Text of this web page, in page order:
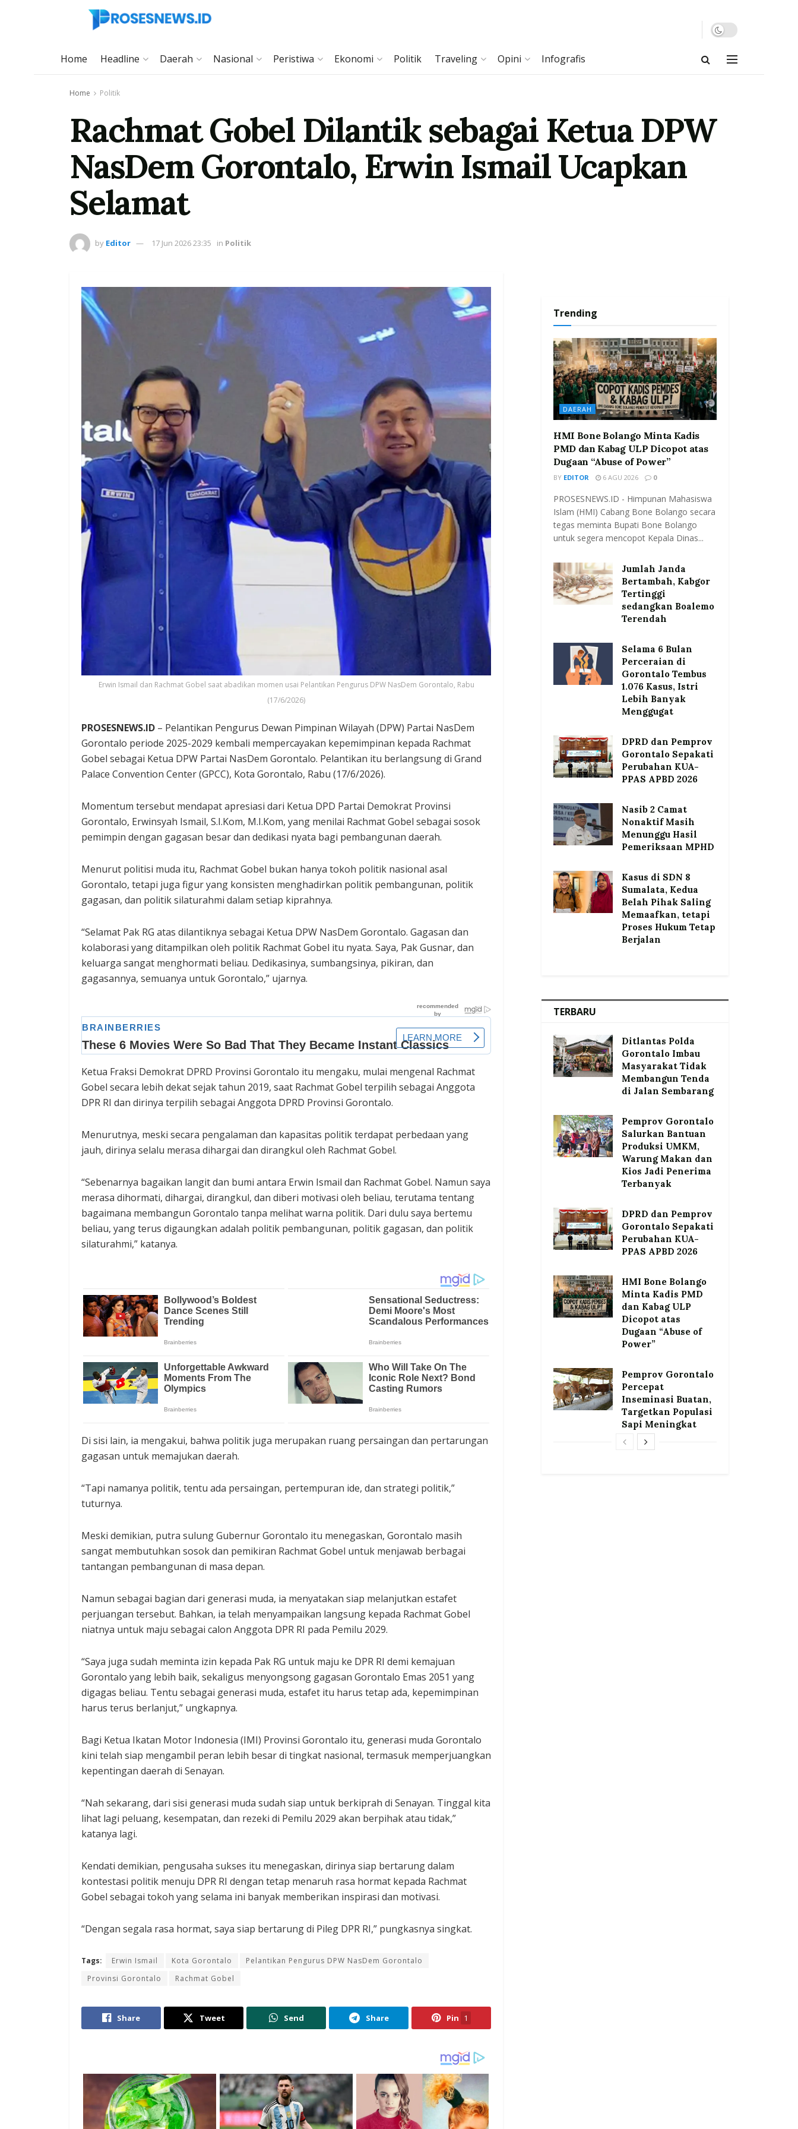
Home Headline Daerah Nasional Peristiwa Ekonomi Politik Traveling Opini Infografis
Home Politik
Rachmat Gobel Dilantik sebagai Ketua DPW
NasDem Gorontalo, Erwin Ismail Ucapkan
Selamat
by Editor 17 Jun 2026 23:35 in Politik
Erwin Ismail dan Rachmat Gobel saat abadikan momen usai Pelantikan Pengurus DPW NasDem Gorontalo, Rabu
(17/6/2026)
PROSESNEWS.ID – Pelantikan Pengurus Dewan Pimpinan Wilayah (DPW) Partai NasDem
Gorontalo periode 2025-2029 kembali mempercayakan kepemimpinan kepada Rachmat
Gobel sebagai Ketua DPW Partai NasDem Gorontalo. Pelantikan itu berlangsung di Grand
Palace Convention Center (GPCC), Kota Gorontalo, Rabu (17/6/2026).
Momentum tersebut mendapat apresiasi dari Ketua DPD Partai Demokrat Provinsi
Gorontalo, Erwinsyah Ismail, S.I.Kom, M.I.Kom, yang menilai Rachmat Gobel sebagai sosok
pemimpin dengan gagasan besar dan dedikasi nyata bagi pembangunan daerah.
Menurut politisi muda itu, Rachmat Gobel bukan hanya tokoh politik nasional asal
Gorontalo, tetapi juga figur yang konsisten menghadirkan politik pembangunan, politik
gagasan, dan politik silaturahmi dalam setiap kiprahnya.
“Selamat Pak RG atas dilantiknya sebagai Ketua DPW NasDem Gorontalo. Gagasan dan
kolaborasi yang ditampilkan oleh politik Rachmat Gobel itu nyata. Saya, Pak Gusnar, dan
keluarga sangat menghormati beliau. Dedikasinya, sumbangsinya, pikiran, dan
gagasannya, semuanya untuk Gorontalo,” ujarnya.
Ketua Fraksi Demokrat DPRD Provinsi Gorontalo itu mengaku, mulai mengenal Rachmat
Gobel secara lebih dekat sejak tahun 2019, saat Rachmat Gobel terpilih sebagai Anggota
DPR RI dan dirinya terpilih sebagai Anggota DPRD Provinsi Gorontalo.
Menurutnya, meski secara pengalaman dan kapasitas politik terdapat perbedaan yang
jauh, dirinya selalu merasa dihargai dan dirangkul oleh Rachmat Gobel.
“Sebenarnya bagaikan langit dan bumi antara Erwin Ismail dan Rachmat Gobel. Namun saya
merasa dihormati, dihargai, dirangkul, dan diberi motivasi oleh beliau, terutama tentang
bagaimana membangun Gorontalo tanpa melihat warna politik. Dari dulu saya bertemu
beliau, yang terus digaungkan adalah politik pembangunan, politik gagasan, dan politik
silaturahmi,” katanya.
Di sisi lain, ia mengakui, bahwa politik juga merupakan ruang persaingan dan pertarungan
gagasan untuk memajukan daerah.
“Tapi namanya politik, tentu ada persaingan, pertempuran ide, dan strategi politik,”
tuturnya.
Meski demikian, putra sulung Gubernur Gorontalo itu menegaskan, Gorontalo masih
sangat membutuhkan sosok dan pemikiran Rachmat Gobel untuk menjawab berbagai
tantangan pembangunan di masa depan.
Namun sebagai bagian dari generasi muda, ia menyatakan siap melanjutkan estafet
perjuangan tersebut. Bahkan, ia telah menyampaikan langsung kepada Rachmat Gobel
niatnya untuk maju sebagai calon Anggota DPR RI pada Pemilu 2029.
“Saya juga sudah meminta izin kepada Pak RG untuk maju ke DPR RI demi kemajuan
Gorontalo yang lebih baik, sekaligus menyongsong gagasan Gorontalo Emas 2051 yang
digagas beliau. Tentu sebagai generasi muda, estafet itu harus tetap ada, kepemimpinan
harus terus berlanjut,” ungkapnya.
Bagi Ketua Ikatan Motor Indonesia (IMI) Provinsi Gorontalo itu, generasi muda Gorontalo
kini telah siap mengambil peran lebih besar di tingkat nasional, termasuk memperjuangkan
kepentingan daerah di Senayan.
“Nah sekarang, dari sisi generasi muda sudah siap untuk berkiprah di Senayan. Tinggal kita
lihat lagi peluang, kesempatan, dan rezeki di Pemilu 2029 akan berpihak atau tidak,”
katanya lagi.
Kendati demikian, pengusaha sukses itu menegaskan, dirinya siap bertarung dalam
kontestasi politik menuju DPR RI dengan tetap menaruh rasa hormat kepada Rachmat
Gobel sebagai tokoh yang selama ini banyak memberikan inspirasi dan motivasi.
“Dengan segala rasa hormat, saya siap bertarung di Pileg DPR RI,” pungkasnya singkat.
Tags: Erwin Ismail Kota Gorontalo
Pelantikan Pengurus DPW NasDem Gorontalo
Provinsi Gorontalo
Rachmat Gobel
Share Tweet Send Share Pin 1
Trending
DAERAH
HMI Bone Bolango Minta Kadis
PMD dan Kabag ULP Dicopot atas
Dugaan “Abuse of Power”
BY EDITOR 6 AGU 2026 0
PROSESNEWS.ID - Himpunan Mahasiswa
Islam (HMI) Cabang Bone Bolango secara
tegas meminta Bupati Bone Bolango
untuk segera mencopot Kepala Dinas...
Jumlah Janda
Bertambah, Kabgor
Tertinggi
sedangkan Boalemo
Terendah
Selama 6 Bulan
Perceraian di
Gorontalo Tembus
1.076 Kasus, Istri
Lebih Banyak
Menggugat
DPRD dan Pemprov
Gorontalo Sepakati
Perubahan KUA-
PPAS APBD 2026
Nasib 2 Camat
Nonaktif Masih
Menunggu Hasil
Pemeriksaan MPHD
Kasus di SDN 8
Sumalata, Kedua
Belah Pihak Saling
Memaafkan, tetapi
Proses Hukum Tetap
Berjalan
TERBARU
Ditlantas Polda
Gorontalo Imbau
Masyarakat Tidak
Membangun Tenda
di Jalan Sembarang
Pemprov Gorontalo
Salurkan Bantuan
Produksi UMKM,
Warung Makan dan
Kios Jadi Penerima
Terbanyak
DPRD dan Pemprov
Gorontalo Sepakati
Perubahan KUA-
PPAS APBD 2026
HMI Bone Bolango
Minta Kadis PMD
dan Kabag ULP
Dicopot atas
Dugaan “Abuse of
Power”
Pemprov Gorontalo
Percepat
Inseminasi Buatan,
Targetkan Populasi
Sapi Meningkat